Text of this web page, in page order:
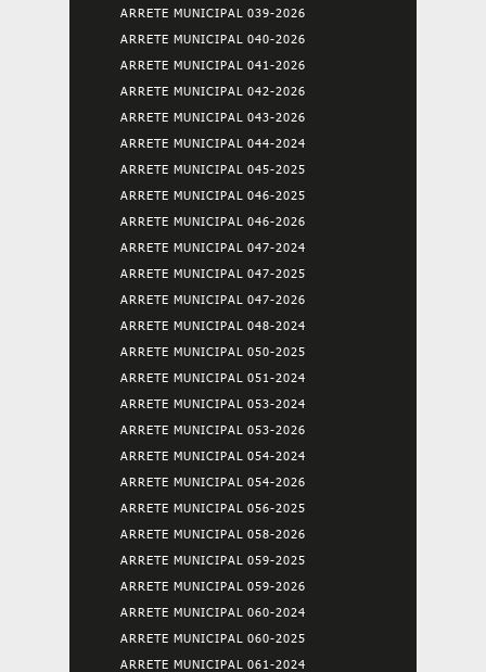
ARRETE MUNICIPAL 039-2026
ARRETE MUNICIPAL 040-2026
ARRETE MUNICIPAL 041-2026
ARRETE MUNICIPAL 042-2026
ARRETE MUNICIPAL 043-2026
ARRETE MUNICIPAL 044-2024
ARRETE MUNICIPAL 045-2025
ARRETE MUNICIPAL 046-2025
ARRETE MUNICIPAL 046-2026
ARRETE MUNICIPAL 047-2024
ARRETE MUNICIPAL 047-2025
ARRETE MUNICIPAL 047-2026
ARRETE MUNICIPAL 048-2024
ARRETE MUNICIPAL 050-2025
ARRETE MUNICIPAL 051-2024
ARRETE MUNICIPAL 053-2024
ARRETE MUNICIPAL 053-2026
ARRETE MUNICIPAL 054-2024
ARRETE MUNICIPAL 054-2026
ARRETE MUNICIPAL 056-2025
ARRETE MUNICIPAL 058-2026
ARRETE MUNICIPAL 059-2025
ARRETE MUNICIPAL 059-2026
ARRETE MUNICIPAL 060-2024
ARRETE MUNICIPAL 060-2025
ARRETE MUNICIPAL 061-2024